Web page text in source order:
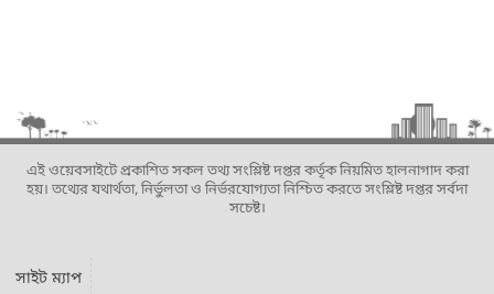
এই ওয়েবসাইটে প্রকাশিত সকল তথ্য সংশ্লিষ্ট দপ্তর কর্তৃক নিয়মিত হালনাগাদ করা
হয়। তথ্যের যথার্থতা, নির্ভুলতা ও নির্ভরযোগ্যতা নিশ্চিত করতে সংশ্লিষ্ট দপ্তর সর্বদা
সচেষ্ট।
সাইট ম্যাপ